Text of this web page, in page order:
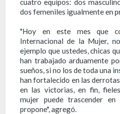
dos femeniles igualmente en
"Hoy en este mes que
Internacional de la Mujer,
ejemplo que ustedes, chicas
han trabajado arduamente
sueños, si no los de toda una
han fortalecido en las
en las victorias, en fin,
mujer puede trascender
propone", agregó.